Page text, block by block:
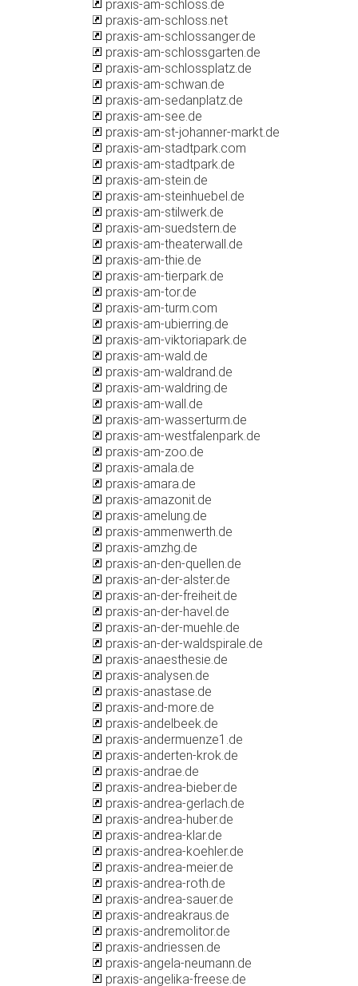
praxis-am-schloss.de
praxis-am-schloss.net
praxis-am-schlossanger.de
praxis-am-schlossgarten.de
praxis-am-schlossplatz.de
praxis-am-schwan.de
praxis-am-sedanplatz.de
praxis-am-see.de
praxis-am-st-johanner-markt.de
praxis-am-stadtpark.com
praxis-am-stadtpark.de
praxis-am-stein.de
praxis-am-steinhuebel.de
praxis-am-stilwerk.de
praxis-am-suedstern.de
praxis-am-theaterwall.de
praxis-am-thie.de
praxis-am-tierpark.de
praxis-am-tor.de
praxis-am-turm.com
praxis-am-ubierring.de
praxis-am-viktoriapark.de
praxis-am-wald.de
praxis-am-waldrand.de
praxis-am-waldring.de
praxis-am-wall.de
praxis-am-wasserturm.de
praxis-am-westfalenpark.de
praxis-am-zoo.de
praxis-amala.de
praxis-amara.de
praxis-amazonit.de
praxis-amelung.de
praxis-ammenwerth.de
praxis-amzhg.de
praxis-an-den-quellen.de
praxis-an-der-alster.de
praxis-an-der-freiheit.de
praxis-an-der-havel.de
praxis-an-der-muehle.de
praxis-an-der-waldspirale.de
praxis-anaesthesie.de
praxis-analysen.de
praxis-anastase.de
praxis-and-more.de
praxis-andelbeek.de
praxis-andermuenze1.de
praxis-anderten-krok.de
praxis-andrae.de
praxis-andrea-bieber.de
praxis-andrea-gerlach.de
praxis-andrea-huber.de
praxis-andrea-klar.de
praxis-andrea-koehler.de
praxis-andrea-meier.de
praxis-andrea-roth.de
praxis-andrea-sauer.de
praxis-andreakraus.de
praxis-andremolitor.de
praxis-andriessen.de
praxis-angela-neumann.de
praxis-angelika-freese.de